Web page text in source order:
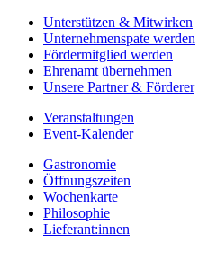
Unterstützen & Mitwirken
Unternehmenspate werden
Fördermitglied werden
Ehrenamt übernehmen
Unsere Partner & Förderer
Veranstaltungen
Event-Kalender
Gastronomie
Öffnungszeiten
Wochenkarte
Philosophie
Lieferant:innen